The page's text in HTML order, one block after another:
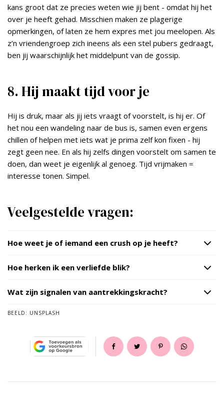
kans groot dat ze precies weten wie jij bent - omdat hij het
over je heeft gehad. Misschien maken ze plagerige
opmerkingen, of laten ze hem expres met jou meelopen. Als
z’n vriendengroep zich ineens als een stel pubers gedraagt,
ben jij waarschijnlijk het middelpunt van de gossip.
8. Hij maakt tijd voor je
Hij is druk, maar als jij iets vraagt of voorstelt, is hij er. Of
het nou een wandeling naar de bus is, samen even ergens
chillen of helpen met iets wat je prima zelf kon fixen - hij
zegt geen nee. En als hij zelfs dingen voorstelt om samen te
doen, dan weet je eigenlijk al genoeg. Tijd vrijmaken =
interesse tonen. Simpel.
Veelgestelde vragen:
Hoe weet je of iemand een crush op je heeft?
Hoe herken ik een verliefde blik?
Wat zijn signalen van aantrekkingskracht?
BEELD: UNSPLASH